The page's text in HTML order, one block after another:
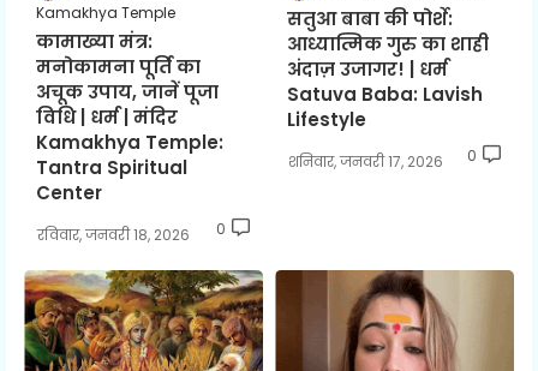
Kamakhya Temple
कामाख्या मंत्र:
मनोकामना पूर्ति का
अचूक उपाय, जानें पूजा
विधि | धर्म | मंदिर
Kamakhya Temple:
Tantra Spiritual
Center
रविवार, जनवरी 18, 2026 0
सतुआ बाबा की पोर्शे:
आध्यात्मिक गुरु का शाही
अंदाज़ उजागर! | धर्म
Satuva Baba: Lavish
Lifestyle
शनिवार, जनवरी 17, 2026 0